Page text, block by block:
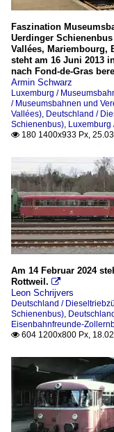
Schilder,
Dieselloks
BR 216 (V
BR 230,
BR 294 (V
BR 120.0
Güterzüge
Museen,
Bahnpark
Deutsche
SVG
Faszination
Uerdinger
Vallées, Mariembourg,
steht am 16 Juni 2013
nach Fond-de-Gras
Armin Schwarz
Luxemburg /
/ Museumsbahnen und
Vallées), Deutschland /
Schienenbus),
 180 1400x933 Px,
Am 14 Februar 2024
Rottweil. 
Leon Schrijvers
Deutschland /
Schienenbus),
Eisenbahnfreunde-
 604 1200x800 Px,